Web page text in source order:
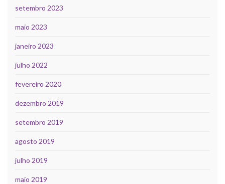
setembro 2023
maio 2023
janeiro 2023
julho 2022
fevereiro 2020
dezembro 2019
setembro 2019
agosto 2019
julho 2019
maio 2019